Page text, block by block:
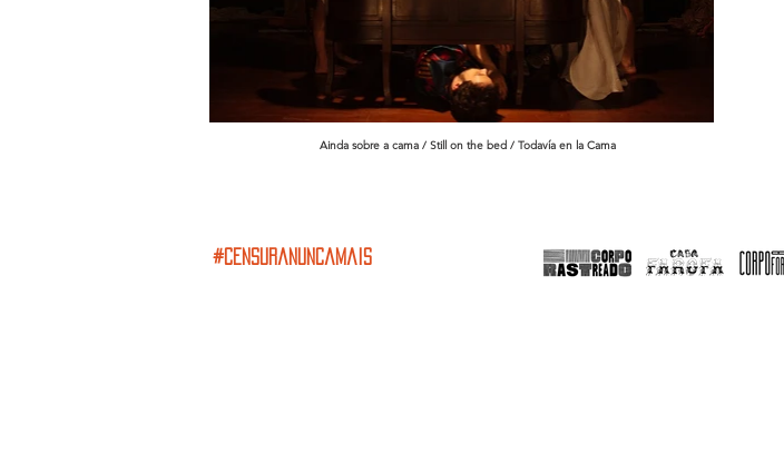
Ainda sobre a cama / Still on the bed / Todavía en la Cama
#censuranuncamais